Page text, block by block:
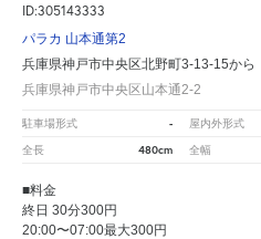
ID:305143333
パラカ 山本通第2
兵庫県神戸市中央区北野町3-13-15から
兵庫県神戸市中央区山本通2-2
駐車場形式 - 屋内外形式
全長 480cm 全幅
■料金
終日 30分300円
20:00〜07:00最大300円